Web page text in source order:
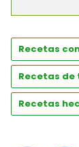
Recetas
Recetas
Recetas